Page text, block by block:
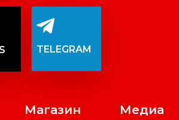
TELEGRAM
Магазин Медиа